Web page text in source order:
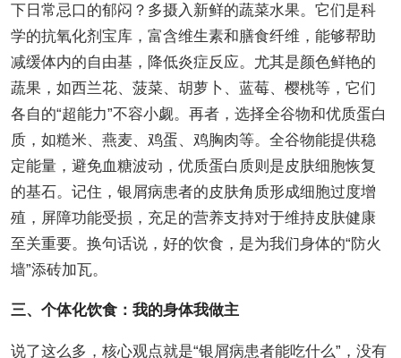
下日常忌口的郁闷？多摄入新鲜的蔬菜水果。它们是科
学的抗氧化剂宝库，富含维生素和膳食纤维，能够帮助
减缓体内的自由基，降低炎症反应。尤其是颜色鲜艳的
蔬果，如西兰花、菠菜、胡萝卜、蓝莓、樱桃等，它们
各自的“超能力”不容小觑。再者，选择全谷物和优质蛋白
质，如糙米、燕麦、鸡蛋、鸡胸肉等。全谷物能提供稳
定能量，避免血糖波动，优质蛋白质则是皮肤细胞恢复
的基石。记住，银屑病患者的皮肤角质形成细胞过度增
殖，屏障功能受损，充足的营养支持对于维持皮肤健康
至关重要。换句话说，好的饮食，是为我们身体的“防火
墙”添砖加瓦。
三、个体化饮食：我的身体我做主
说了这么多，核心观点就是“银屑病患者能吃什么”，没有